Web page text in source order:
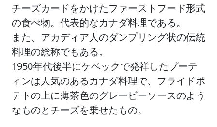
チーズカードをかけたファーストフード形式
の食べ物。代表的なカナダ料理である。
また、アカディア人のダンプリング状の伝統
料理の総称でもある。
1950年代後半にケベックで発祥したプーテ
ィンは人気のあるカナダ料理で、フライドポ
テトの上に薄茶色のグレービーソースのよう
なものとチーズを乗せたもの。